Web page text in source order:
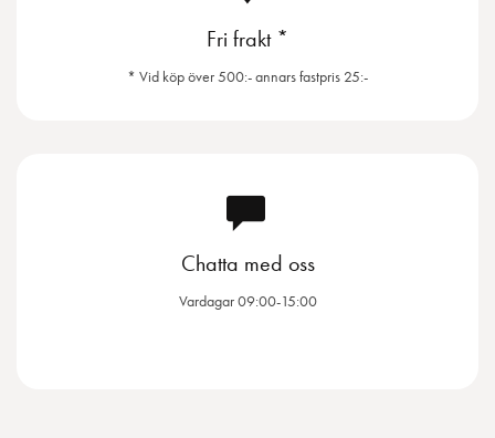
Fri frakt *
* Vid köp över 500:- annars fastpris 25:-
Chatta med oss
Vardagar 09:00-15:00